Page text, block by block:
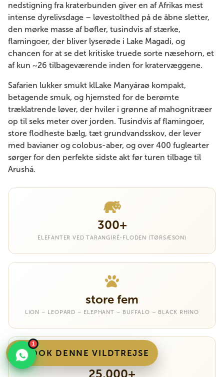
nedstigning fra kraterbunden giver en af ​​Afrikas mest
intense dyrelivsdage – løvestolthed på de åbne sletter,
den mørke masse af bøfler, tusindvis af stærke,
flamingoer, der bliver lyserøde i Lake Magadi, og
chancen for at se det kritiske truede sorte næsehorn, et
af kun ~26 tilbageværende inden for kratervæggene.
Safarien lukker smukt klLake Manyáraø kompakt,
betagende smuk, og hjemsted for de berømte
træklatrende løver, der hviler i grønne af mahognitræer
op til seks meter over jorden. Tusindvis af flamingoer,
store flodheste bælg, tæt grundvandsskov, der lever
med bavianer og colobus-aber, og over 400 fuglearter
sørger for den perfekte sidste akt før turen tilbage til
Arushá.
300+
ELEFANTER VED TARANGIRÉ-FLODEN (TØRSÆSON)
store fem
LION – LEOPARD – ELEPHANT – BUFFALO – BLACK RHINO
25,000+
BOOK DENNE VILDTREJSE
1